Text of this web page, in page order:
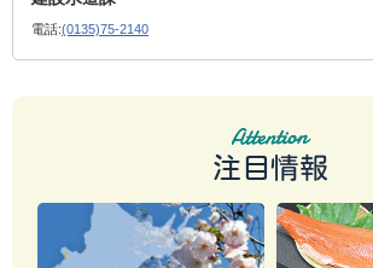
電話:(0135)75-2140
注目情報